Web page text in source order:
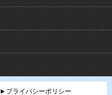
►プライバシーポリシー